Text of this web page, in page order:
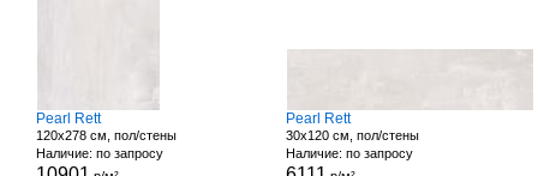
Pearl Rett
120x278 см, пол/стены
Наличие: по запросу
Pearl Rett
30x120 см, пол/стены
Наличие: по запросу